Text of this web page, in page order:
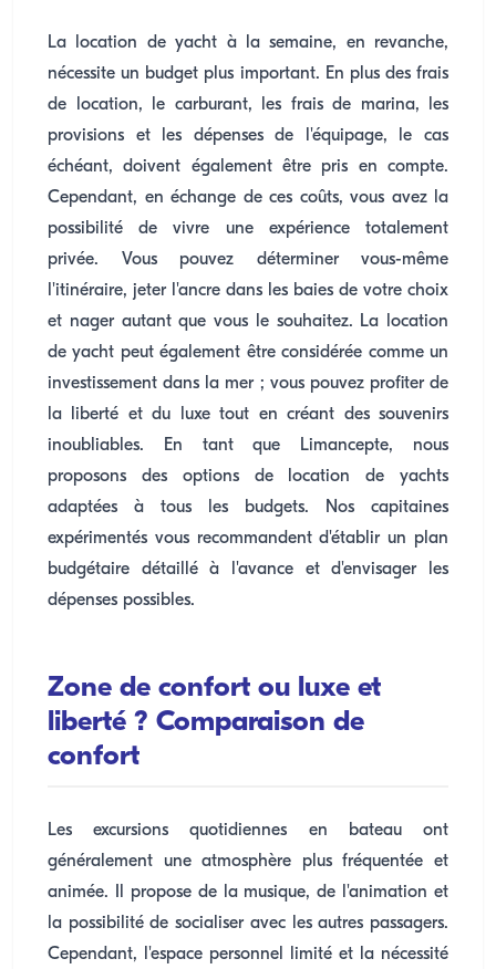
La location de yacht à la semaine, en revanche,
nécessite un budget plus important. En plus des frais
de location, le carburant, les frais de marina, les
provisions et les dépenses de l'équipage, le cas
échéant, doivent également être pris en compte.
Cependant, en échange de ces coûts, vous avez la
possibilité de vivre une expérience totalement
privée. Vous pouvez déterminer vous-même
l'itinéraire, jeter l'ancre dans les baies de votre choix
et nager autant que vous le souhaitez. La location
de yacht peut également être considérée comme un
investissement dans la mer ; vous pouvez profiter de
la liberté et du luxe tout en créant des souvenirs
inoubliables. En tant que Limancepte, nous
proposons des options de location de yachts
adaptées à tous les budgets. Nos capitaines
expérimentés vous recommandent d'établir un plan
budgétaire détaillé à l'avance et d'envisager les
dépenses possibles.
Zone de confort ou luxe et
liberté ? Comparaison de
confort
Les excursions quotidiennes en bateau ont
généralement une atmosphère plus fréquentée et
animée. Il propose de la musique, de l'animation et
la possibilité de socialiser avec les autres passagers.
Cependant, l'espace personnel limité et la nécessité